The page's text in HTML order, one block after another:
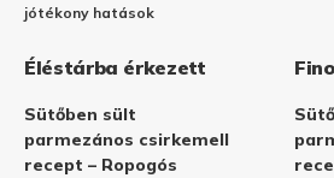
jótékony hatások
Éléstárba érkezett
Sütőben sült
parmezános csirkemell
recept – Ropogós